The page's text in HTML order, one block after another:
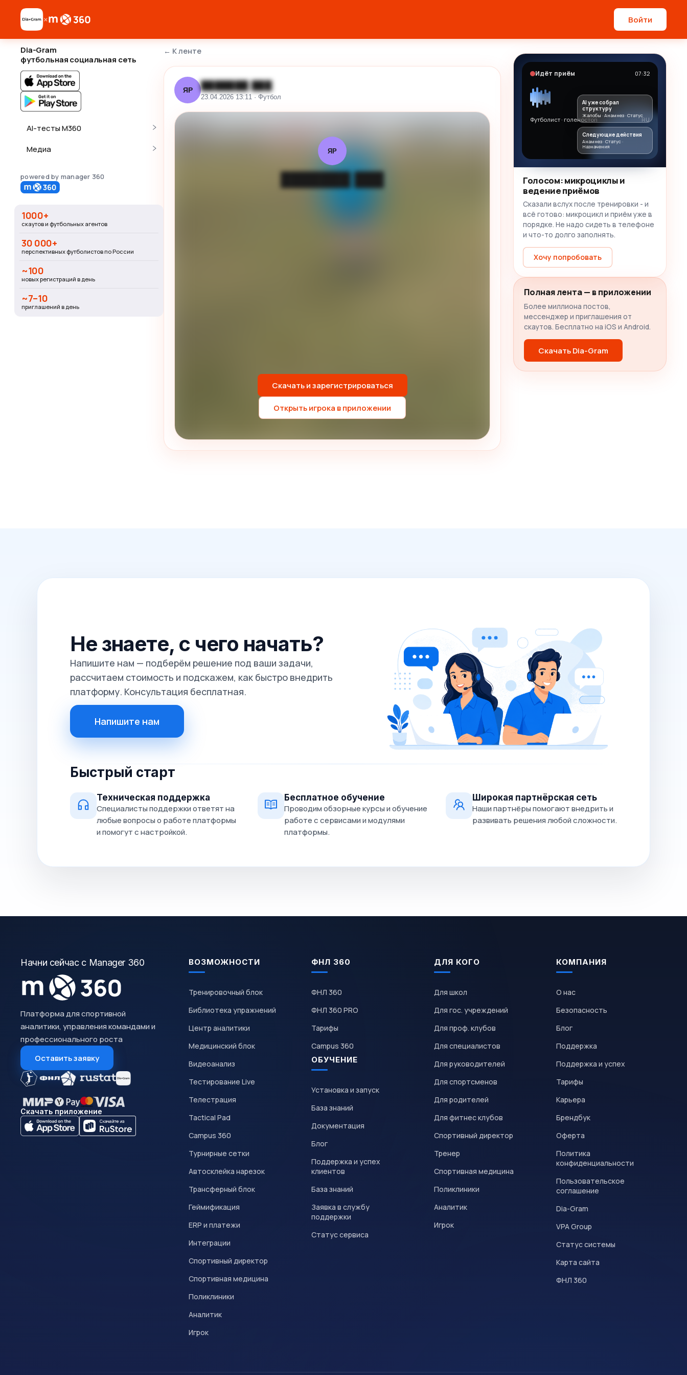
× Войти
Dia-Gram
футбольная социальная сеть
AI-тесты M360
Медиа
powered by manager 360
1000+
скаутов и футбольных агентов
30 000+
перспективных футболистов по России
~100
новых регистраций в день
~7–10
приглашений в день
← К ленте
ЯР ███████ ███
23.04.2026 13:11 · Футбол
ЯР
Скачать и зарегистрироваться
Открыть игрока в приложении
Идёт приём 07:32
Футболист · голеностоп RU
AI уже собрал
структуру
Жалобы · Анамнез · Статус
Следующие действия
Анамнез · Статус ·
Назначения
Голосом: микроциклы и
ведение приёмов
Сказали вслух после тренировки - и
всё готово: микроцикл и приём уже в
порядке. Не надо сидеть в телефоне
и что-то долго заполнять.
Хочу попробовать
Полная лента — в приложении
Более миллиона постов,
мессенджер и приглашения от
скаутов. Бесплатно на iOS и Android.
Скачать Dia-Gram
Не знаете, с чего начать?
Напишите нам — подберём решение под ваши задачи,
рассчитаем стоимость и подскажем, как быстро внедрить
платформу. Консультация бесплатная.
Напишите нам
Быстрый старт
Техническая поддержка
Специалисты поддержки ответят на
любые вопросы о работе платформы
и помогут с настройкой.
Бесплатное обучение
Проводим обзорные курсы и обучение
работе с сервисами и модулями
платформы.
Широкая партнёрская сеть
Наши партнёры помогают внедрить и
развивать решения любой сложности.
Начни сейчас с Manager 360
Платформа для спортивной
аналитики, управления командами и
профессионального роста
Оставить заявку
Скачать приложение
ВОЗМОЖНОСТИ
Тренировочный блок
Библиотека упражнений
Центр аналитики
Медицинский блок
Видеоанализ
Тестирование Live
Телестрация
Tactical Pad
Campus 360
Турнирные сетки
Автосклейка нарезок
Трансферный блок
Геймификация
ERP и платежи
Интеграции
Спортивный директор
Спортивная медицина
Поликлиники
Аналитик
Игрок
ФНЛ 360
ФНЛ 360
ФНЛ 360 PRO
Тарифы
Campus 360
ОБУЧЕНИЕ
Установка и запуск
База знаний
Документация
Блог
Поддержка и успех
клиентов
База знаний
Заявка в службу
поддержки
Статус сервиса
ДЛЯ КОГО
Для школ
Для гос. учреждений
Для проф. клубов
Для специалистов
Для руководителей
Для спортсменов
Для родителей
Для фитнес клубов
Спортивный директор
Тренер
Спортивная медицина
Поликлиники
Аналитик
Игрок
КОМПАНИЯ
О нас
Безопасность
Блог
Поддержка
Поддержка и успех
Тарифы
Карьера
Брендбук
Оферта
Политика
конфиденциальности
Пользовательское
соглашение
Dia-Gram
VPA Group
Статус системы
Карта сайта
ФНЛ 360